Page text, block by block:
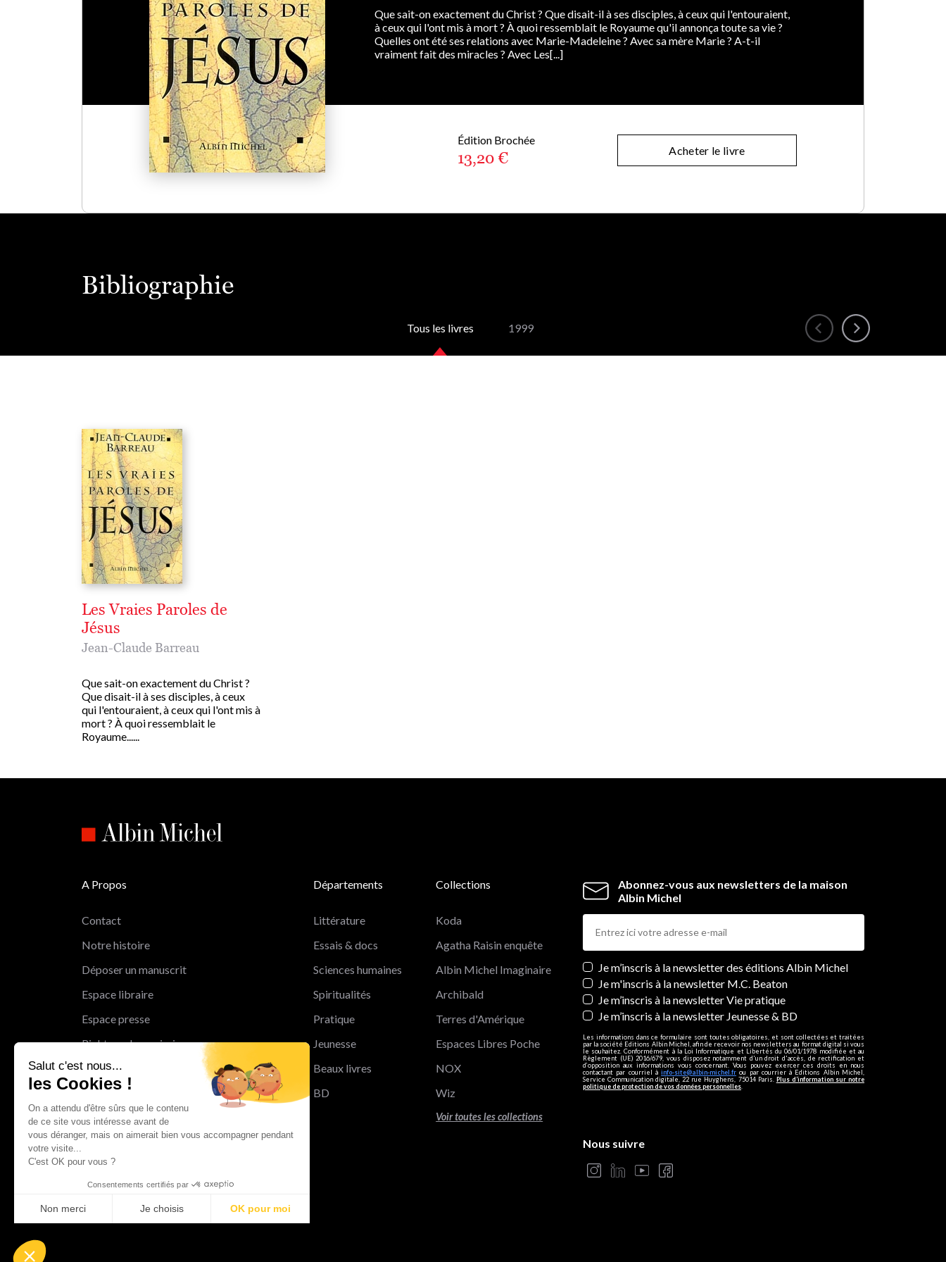
Salut c'est nous...
les Cookies !
On a attendu d'être sûrs que le contenu
de ce site vous intéresse avant de
vous déranger, mais on aimerait bien vous accompagner pendant
votre visite...
C'est OK pour vous ?
Consentements certifiés par
Non merci Je choisis OK pour moi
Notre plateforme vous permet d'adapter et de gérer vos paramètres de confidentialité, en garantissant la conformité avec les réglementations. Personnalisez vos préférences pour
Que sait-on exactement du Christ ? Que disait-il à ses disciples, à ceux qui l'entouraient,
à ceux qui l'ont mis à mort ? À quoi ressemblait le Royaume qu'il annonça toute sa vie ?
Quelles ont été ses relations avec Marie-Madeleine ? Avec sa mère Marie ? A-t-il
vraiment fait des miracles ? Avec Les[...]
Édition Brochée
13,20 € Acheter le livre
Bibliographie
Tous les livres 1999
Les Vraies Paroles de
Jésus
Jean-Claude Barreau
Que sait-on exactement du Christ ?
Que disait-il à ses disciples, à ceux
qui l'entouraient, à ceux qui l'ont mis à
mort ? À quoi ressemblait le
Royaume......
Abonnez-vous aux newsletters de la maison
Albin Michel
Newsletters
Je m’inscris à la newsletter des éditions Albin Michel
Je m'inscris à la newsletter M.C. Beaton
Je m’inscris à la newsletter Vie pratique
Je m’inscris à la newsletter Jeunesse & BD
Les informations dans ce formulaire sont toutes obligatoires, et sont collectées et traitées
par la société Editions Albin Michel, afin de recevoir nos newsletters au format digital si vous
le souhaitez. Conformément à la Loi Informatique et Libertés du 06/01/1978 modifiée et au
Règlement (UE) 2016/679, vous disposez notamment d'un droit d'accès, de rectification et
d’opposition aux informations vous concernant. Vous pouvez exercer ces droits en nous
contactant par courriel àinfo-site@albin-michel.fr ou par courrier à Editions Albin Michel,
Service Communication digitale, 22 rue Huyghens, 75014 Paris. Plus d’information sur notre
politique de protection de vos données personnelles
A Propos
Contact
Notre histoire
Déposer un manuscrit
Espace libraire
Espace presse
Rights and permissions
Mentions légales
Cookies
Charte de protection des données
personnelles
Le Groupe Albin Michel
Les librairies du groupe Albin Michel
Albin Michel Imaginaire
Départements
Littérature
Essais & docs
Sciences humaines
Spiritualités
Pratique
Jeunesse
Beaux livres
BD
Collections
Koda
Agatha Raisin enquête
Albin Michel Imaginaire
Archibald
Terres d'Amérique
Espaces Libres Poche
NOX
Wiz
Voir toutes les collections
Nous suivre